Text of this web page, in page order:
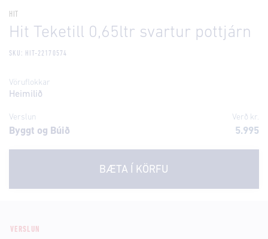
HIT
Hit Teketill 0,65ltr svartur pottjárn
SKU: HIT-22170574
Vöruflokkar
Heimilið
Verslun Verð kr.
Byggt og Búið 5.995
BÆTA Í KÖRFU
VERSLUN